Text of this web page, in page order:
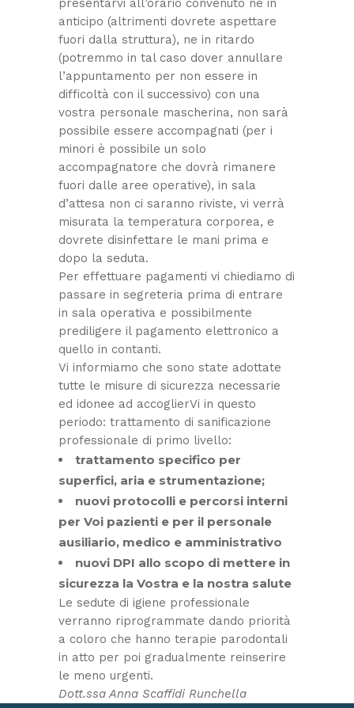
presentarvi all’orario convenuto ne in
anticipo (altrimenti dovrete aspettare
fuori dalla struttura), ne in ritardo
(potremmo in tal caso dover annullare
l’appuntamento per non essere in
difficoltà con il successivo) con una
vostra personale mascherina, non sarà
possibile essere accompagnati (per i
minori è possibile un solo
accompagnatore che dovrà rimanere
fuori dalle aree operative), in sala
d’attesa non ci saranno riviste, vi verrà
misurata la temperatura corporea, e
dovrete disinfettare le mani prima e
dopo la seduta.
Per effettuare pagamenti vi chiediamo di
passare in segreteria prima di entrare
in sala operativa e possibilmente
prediligere il pagamento elettronico a
quello in contanti.
Vi informiamo che sono state adottate
tutte le misure di sicurezza necessarie
ed idonee ad accoglierVi in questo
periodo: trattamento di sanificazione
professionale di primo livello:
trattamento specifico per
superfici, aria e strumentazione;
nuovi protocolli e percorsi interni
per Voi pazienti e per il personale
ausiliario, medico e amministrativo
nuovi DPI allo scopo di mettere in
sicurezza la Vostra e la nostra salute
Le sedute di igiene professionale
verranno riprogrammate dando priorità
a coloro che hanno terapie parodontali
in atto per poi gradualmente reinserire
le meno urgenti.
Dott.ssa Anna Scaffidi Runchella